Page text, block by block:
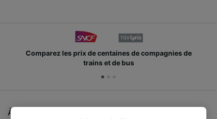
Comparez les prix de centaines de compagnies de
trains et de bus
À la recherche d'un bus de Aéroport Paris Roissy